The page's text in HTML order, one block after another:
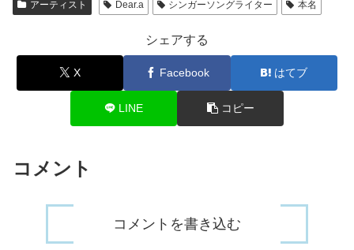
アーティスト Dear.a シンガーソングライター 本名
シェアする
X Facebook はてブ
LINE コピー
コメント
コメントを書き込む